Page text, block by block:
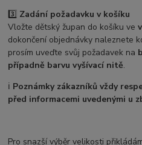
3️⃣ Zadání požadavku v košíku
Vložte dětský župan do košíku ve
dokončení objednávky naleznete
prosím uveďte svůj požadavek na
případně barvu vyšívací nitě.
ℹ️ Poznámky zákazníků vždy
před informacemi uvedenými u
Pro snazší výběr velikosti